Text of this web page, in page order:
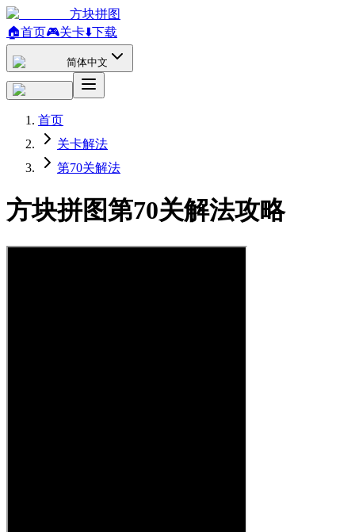
方块拼图
🏠首页🎮关卡⬇️下载
简体中文
首页
关卡解法
第70关解法
方块拼图第70关解法攻略